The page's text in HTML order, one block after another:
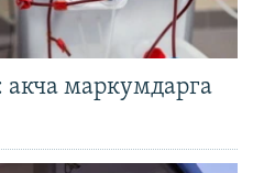
маркумдарга